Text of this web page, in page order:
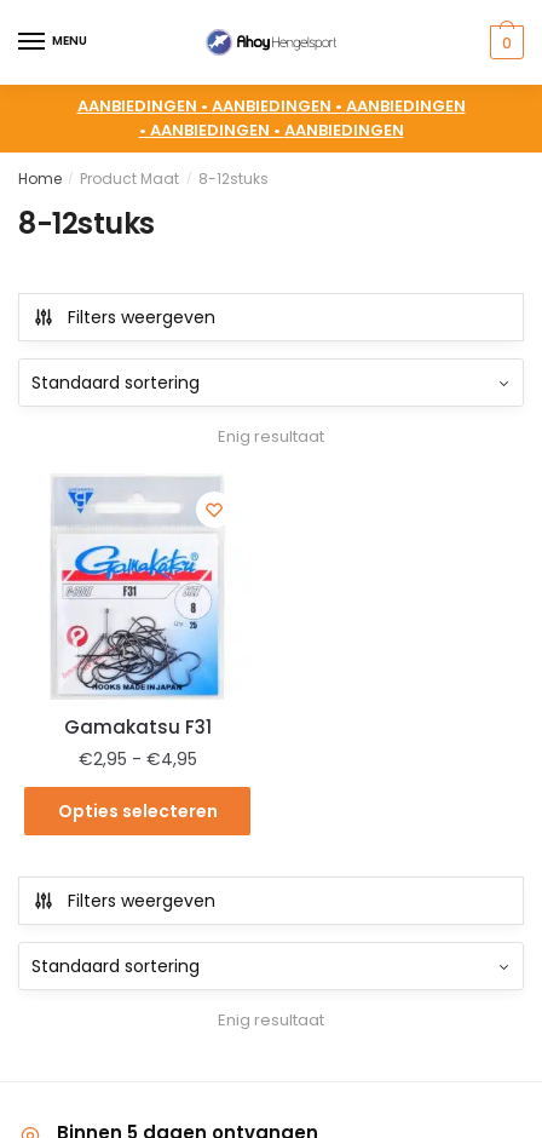
MENU 0
AANBIEDINGEN • AANBIEDINGEN • AANBIEDINGEN
• AANBIEDINGEN • AANBIEDINGEN
Home / Product Maat / 8-12stuks
8-12stuks
Filters weergeven
Enig resultaat
Gamakatsu F31
€2,95 - €4,95
Opties selecteren
Filters weergeven
Enig resultaat
Binnen 5 dagen ontvangen